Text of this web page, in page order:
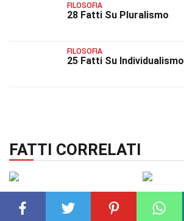
FILOSOFIA
28 Fatti Su Pluralismo
FILOSOFIA
25 Fatti Su Individualismo
FATTI CORRELATI